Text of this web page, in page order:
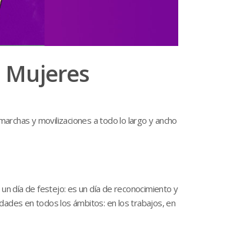
y movilizaciones a todo lo largo y ancho
día de festejo: es un día de reconocimiento y
en todos los ámbitos: en los trabajos, en